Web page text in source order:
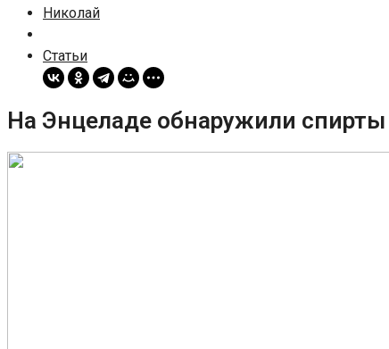
Николай
Статьи
На Энцеладе обнаружили